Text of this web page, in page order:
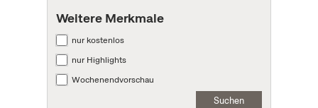
Weitere Merkmale
nur kostenlos
nur Highlights
Wochenendvorschau
Suchen